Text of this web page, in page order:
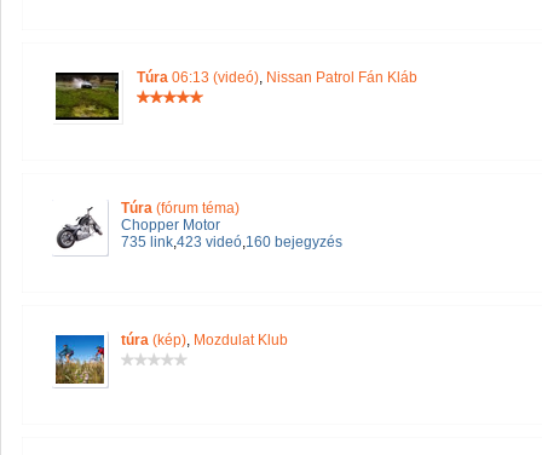
Túra 06:13 (videó), Nissan Patrol Fán Kláb
Túra (fórum téma)
Chopper Motor
735 link,423 videó,160 bejegyzés
túra (kép), Mozdulat Klub